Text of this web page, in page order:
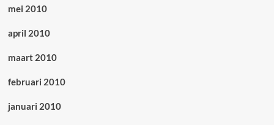
mei 2010
april 2010
maart 2010
februari 2010
januari 2010